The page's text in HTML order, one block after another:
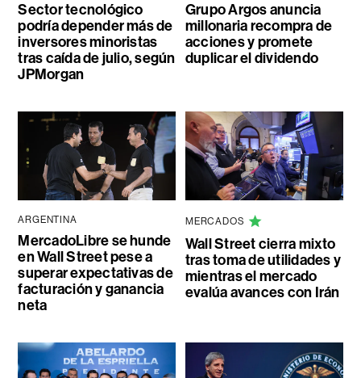
Sector tecnológico
podría depender más de
inversores minoristas
tras caída de julio, según
JPMorgan
Grupo Argos anuncia
millonaria recompra de
acciones y promete
duplicar el dividendo
ARGENTINA
MercadoLibre se hunde
en Wall Street pese a
superar expectativas de
facturación y ganancia
neta
MERCADOS
Wall Street cierra mixto
tras toma de utilidades y
mientras el mercado
evalúa avances con Irán